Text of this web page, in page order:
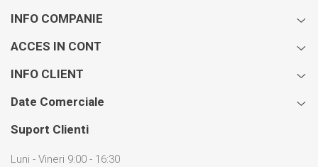
INFO COMPANIE
ACCES IN CONT
INFO CLIENT
Date Comerciale
Suport Clienti
Luni - Vineri 9:00 - 16:30